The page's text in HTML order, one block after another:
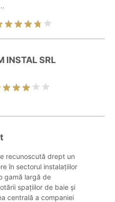
INSTAL SRL
recunoscută drept un
în sectorul instalațiilor
gamă largă de
spațiilor de baie și
centrală a companiei